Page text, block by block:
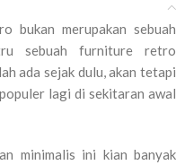
bukan merupakan sebuah
sebuah furniture retro
ada sejak dulu, akan tetapi
lagi di sekitaran awal
minimalis ini kian banyak